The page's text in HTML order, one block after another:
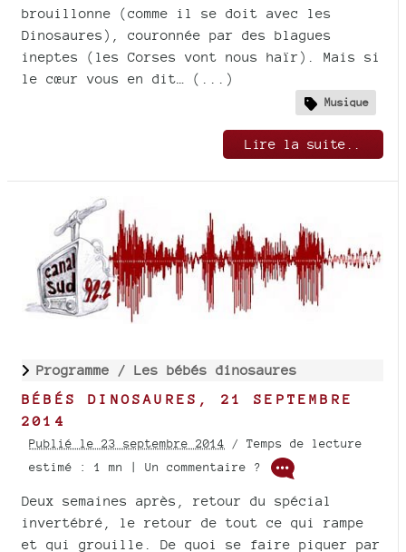
brouillonne (comme il se doit avec les
Dinosaures), couronnée par des blagues
ineptes (les Corses vont nous haïr). Mais si
le cœur vous en dit… (...)
Musique
Lire la suite..
Programme / Les bébés dinosaures
BÉBÉS DINOSAURES, 21 SEPTEMBRE
2014
Publié le 23 septembre 2014 / Temps de lecture
estimé : 1 mn | Un commentaire ?
Deux semaines après, retour du spécial
invertébré, le retour de tout ce qui rampe
et qui grouille. De quoi se faire piquer par